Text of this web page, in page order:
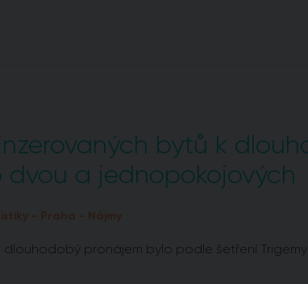
bytů k
dvou a jednopokojových
- Praha - Nájmy
dlouhodobý pronájem bylo podle šetření